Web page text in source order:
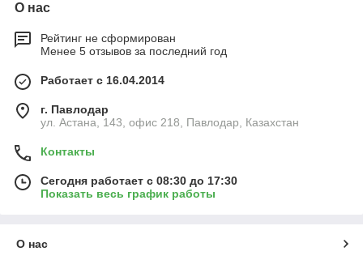
О нас
Рейтинг не сформирован
Менее 5 отзывов за последний год
Работает с 16.04.2014
г. Павлодар
ул. Астана, 143, офис 218, Павлодар, Казахстан
Контакты
Сегодня работает с 08:30 до 17:30
Показать весь график работы
О нас